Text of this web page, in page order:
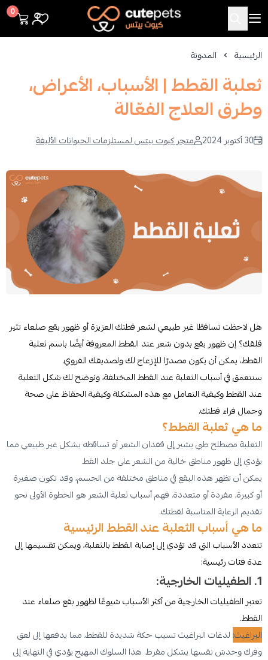
Cutepets
0
الرئيسية المدونة
ثعلبة القطط | الأسباب، الأعراض،
وطرق العلاج الفعّالة
30 أكتوبر 2024 متجر كيوت بيتس لمستلزمات الحيوانات الأليفة
هل لاحظت تساقطًا غير طبيعي لشعر قطتك العزيزة أو ظهور بقع صلعاء تثير
قلقك؟ إن ظهور بقع بدون شعر عند القطط المعروفة أيضًا باسم ثعلبة
القطط، يمكن أن يكون مصدرًا للإزعاج لك ولصديقك الفروي.
سنتعمق في أسباب الثعلبة عند القطط المختلفة، ونوضح لك شكل الثعلبة
عند القطط وكيفية التعامل مع هذه المشكلة وكيفية الحفاظ على صحة
وجمال فراء قطتك.
ما هي ثعلبة القطط؟
الثعلبة مصطلح طبي يشير إلى فقدان الشعر أو تساقطه بشكل غير طبيعي مما
يؤدي إلى ظهور مناطق خالية من الشعر على جلد القط.
يمكن أن تظهر هذه البقع في مناطق مختلفة من الجسم، وقد تكون صغيرة
أو كبيرة، مفردة أو متعددة. فهم أسباب ثعلبة الشعر هو الخطوة الأولى نحو
تقديم الرعاية المناسبة لقطتك.
ما هي أسباب الثعلبة عند القطط الرئيسية
تتعدد الأسباب التي قد تؤدي إلى إصابة القطط بالثعلبة، ويمكن تقسيمها إلى
عدة فئات رئيسية:
1. الطفيليات الخارجية:
تعتبر الطفيليات الخارجية من أكثر الأسباب شيوعًا لظهور بقع صلعاء عند
القطط.
البراغيث: لدغات البراغيث تسبب حكة شديدة للقطط، مما يدفعها إلى لعق
وفرك وخدش نفسها بشكل مفرط. هذا السلوك المهيج يؤدي في النهاية إلى